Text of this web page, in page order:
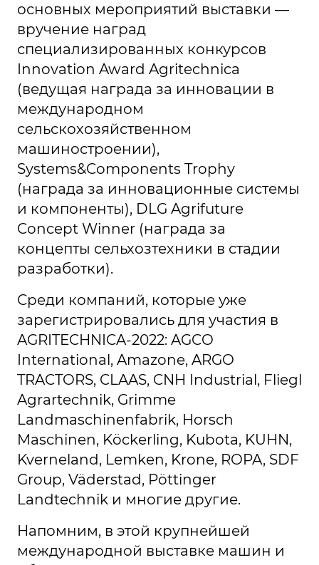
основных мероприятий выставки —
вручение наград
специализированных конкурсов
Innovation Award Agritechnica
(ведущая награда за инновации в
международном
сельскохозяйственном
машиностроении),
Systems&Components Trophy
(награда за инновационные системы
и компоненты), DLG Agrifuture
Concept Winner (награда за
концепты сельхозтехники в стадии
разработки).
Среди компаний, которые уже
зарегистрировались для участия в
AGRITECHNICA-2022: AGCO
International, Amazone, ARGO
TRACTORS, CLAAS, CNH Industrial, Fliegl
Agrartechnik, Grimme
Landmaschinenfabrik, Horsch
Maschinen, Köckerling, Kubota, KUHN,
Kverneland, Lemken, Krone, ROPA, SDF
Group, Väderstad, Pöttinger
Landtechnik и многие другие.
Напомним, в этой крупнейшей
международной выставке машин и